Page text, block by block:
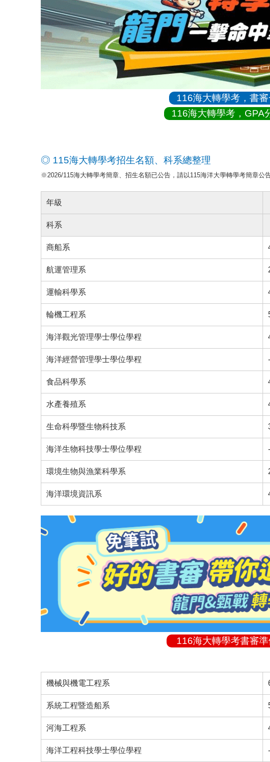
116海大轉學考，書
116海大轉學考，GPA
◎ 115海大轉學考招生名額、科系總整理
※2026/115海大轉學考簡章、招生名額已公告，請以115海洋大學轉學考簡章公
年級
科系
商船系
航運管理系
運輸科學系
輪機工程系
海洋觀光管理學士學位學程
海洋經營管理學士學位學程 -
食品科學系
水產養殖系
生命科學暨生物科技系
海洋生物科技學士學位學程 -
環境生物與漁業科學系
海洋環境資訊系
116海大轉學考書審
機械與機電工程系
系統工程暨造船系
河海工程系
海洋工程科技學士學位學程 -